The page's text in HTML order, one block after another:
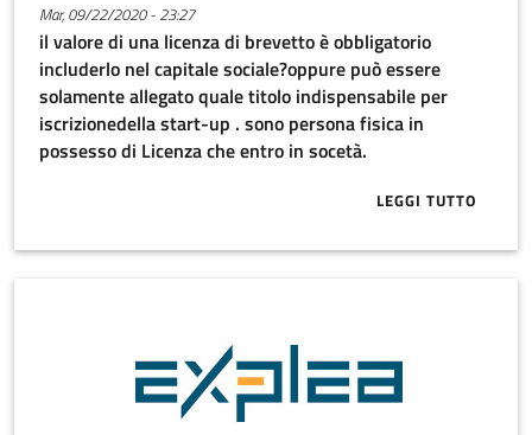
Mar, 09/22/2020 - 23:27
il valore di una licenza di brevetto è obbligatorio
includerlo nel capitale sociale?oppure può essere
solamente allegato quale titolo indispensabile per
iscrizionedella start-up . sono persona fisica in
possesso di Licenza che entro in socetà.
LEGGI TUTTO
ABOUT IL